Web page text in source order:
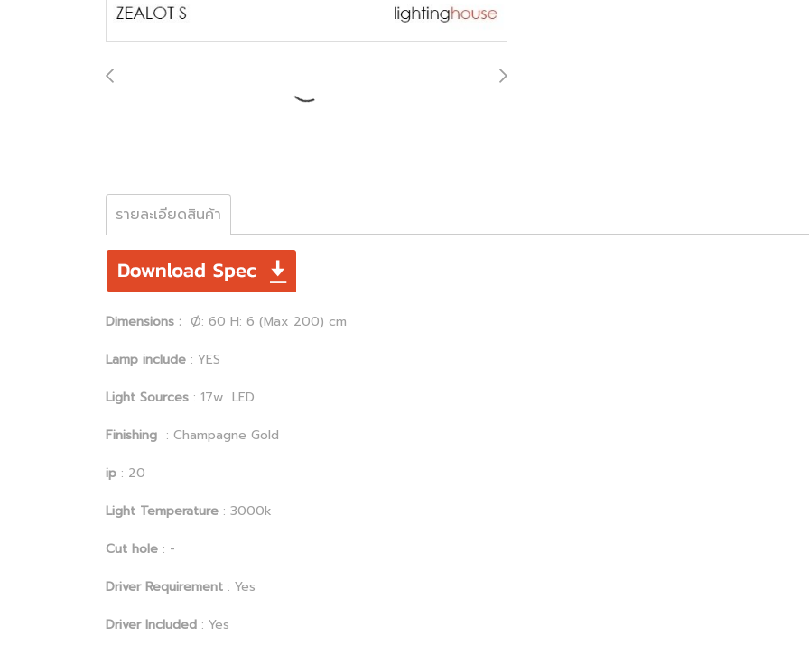
รายละเอียดสินค้า
Dimensions : Ø: 60 H: 6 (Max 200) cm
Lamp include : YES
Light Sources : 17w LED
Finishing : Champagne Gold
ip : 20
Light Temperature : 3000k
Cut hole : -
Driver Requirement : Yes
Driver Included : Yes